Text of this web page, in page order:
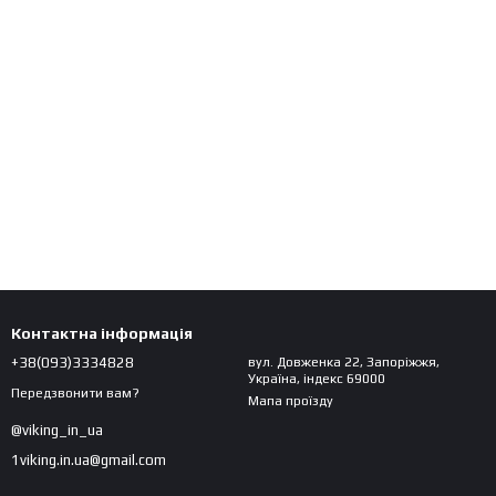
Контактна інформація
+38(093)3334828
Передзвонити вам?
@viking_in_ua
1viking.in.ua@gmail.com
вул. Довженка 22, Запоріжжя,
Україна, індекс 69000
Мапа проїзду